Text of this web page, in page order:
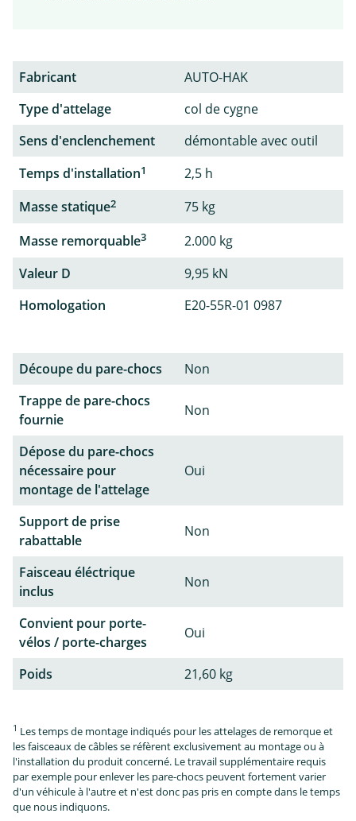
Fabricant
AUTO-HAK
Type d'attelage
col de cygne
Sens d'enclenchement
démontable avec outil
Temps d'installation1
2,5 h
Masse statique2
75 kg
Masse remorquable3
2.000 kg
Valeur D
9,95 kN
Homologation
E20-55R-01 0987
Découpe du pare-chocs
Non
Trappe de pare-chocs
fournie
Non
Dépose du pare-chocs
nécessaire pour
montage de l'attelage
Oui
Support de prise
rabattable
Non
Faisceau éléctrique
inclus
Non
Convient pour porte-
vélos / porte-charges
Oui
Poids 21,60 kg
1 Les temps de montage indiqués pour les attelages de remorque et
les faisceaux de câbles se réfèrent exclusivement au montage ou à
l'installation du produit concerné. Le travail supplémentaire requis
par exemple pour enlever les pare-chocs peuvent fortement varier
d'un véhicule à l'autre et n'est donc pas pris en compte dans le temps
que nous indiquons.